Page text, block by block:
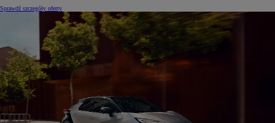
Sprawdź szczegóły oferty